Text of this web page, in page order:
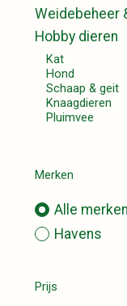
Weidebeheer
Hobby dieren
Kat
Hond
Schaap & geit
Knaagdieren
Pluimvee
Merken
Alle merken
Havens
Prijs